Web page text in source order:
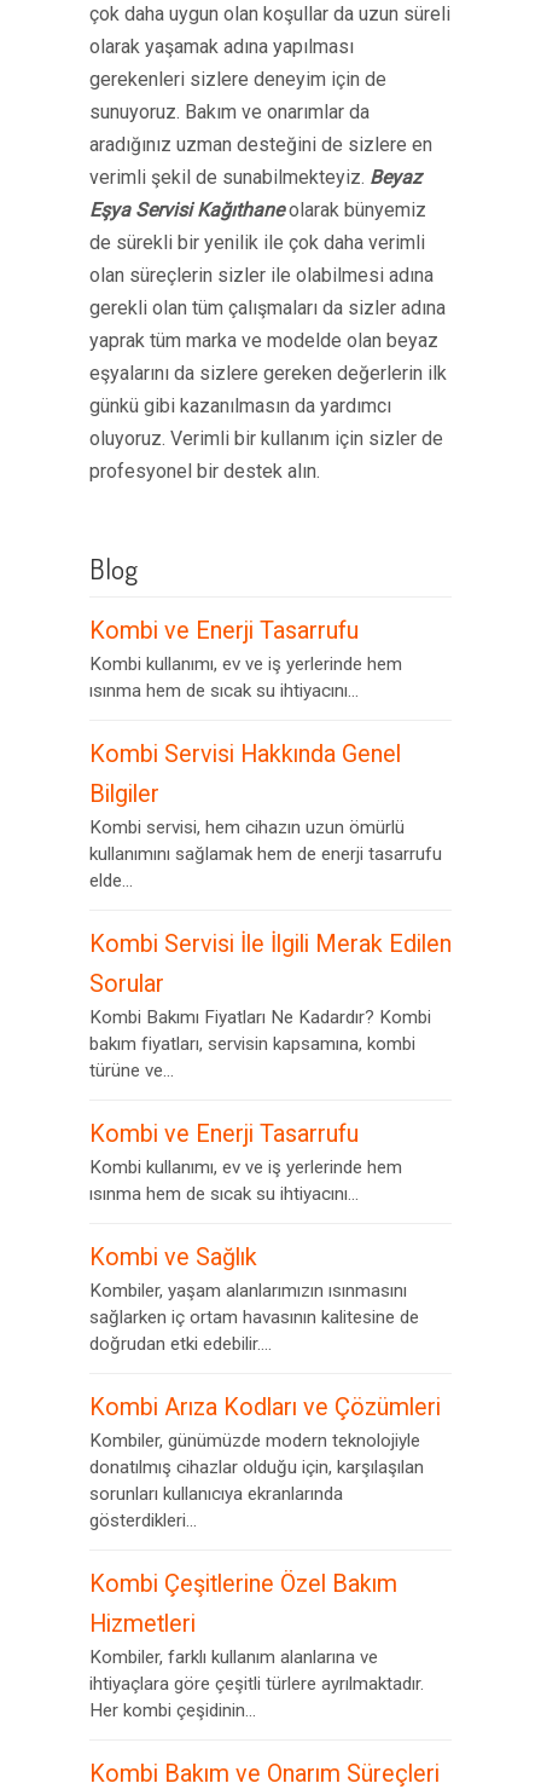
çok daha uygun olan koşullar da uzun süreli
olarak yaşamak adına yapılması
gerekenleri sizlere deneyim için de
sunuyoruz. Bakım ve onarımlar da
aradığınız uzman desteğini de sizlere en
verimli şekil de sunabilmekteyiz. Beyaz
Eşya Servisi Kağıthaneolarak bünyemiz
de sürekli bir yenilik ile çok daha verimli
olan süreçlerin sizler ile olabilmesi adına
gerekli olan tüm çalışmaları da sizler adına
yaprak tüm marka ve modelde olan beyaz
eşyalarını da sizlere gereken değerlerin ilk
günkü gibi kazanılmasın da yardımcı
oluyoruz. Verimli bir kullanım için sizler de
profesyonel bir destek alın.
Blog
Kombi ve Enerji Tasarrufu
Kombi kullanımı, ev ve iş yerlerinde hem
ısınma hem de sıcak su ihtiyacını...
Kombi Servisi Hakkında Genel
Bilgiler
Kombi servisi, hem cihazın uzun ömürlü
kullanımını sağlamak hem de enerji tasarrufu
elde...
Kombi Servisi İle İlgili Merak Edilen
Sorular
Kombi Bakımı Fiyatları Ne Kadardır? Kombi
bakım fiyatları, servisin kapsamına, kombi
türüne ve...
Kombi ve Enerji Tasarrufu
Kombi kullanımı, ev ve iş yerlerinde hem
ısınma hem de sıcak su ihtiyacını...
Kombi ve Sağlık
Kombiler, yaşam alanlarımızın ısınmasını
sağlarken iç ortam havasının kalitesine de
doğrudan etki edebilir....
Kombi Arıza Kodları ve Çözümleri
Kombiler, günümüzde modern teknolojiyle
donatılmış cihazlar olduğu için, karşılaşılan
sorunları kullanıcıya ekranlarında
gösterdikleri...
Kombi Çeşitlerine Özel Bakım
Hizmetleri
Kombiler, farklı kullanım alanlarına ve
ihtiyaçlara göre çeşitli türlere ayrılmaktadır.
Her kombi çeşidinin...
Kombi Bakım ve Onarım Süreçleri